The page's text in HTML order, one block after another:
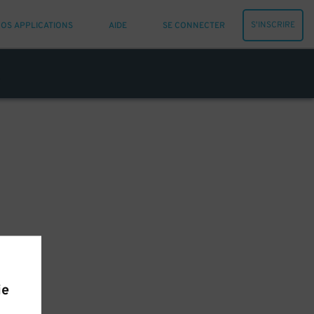
APPLICATIONS AIDE SE CONNECTER S'INSCRIRE